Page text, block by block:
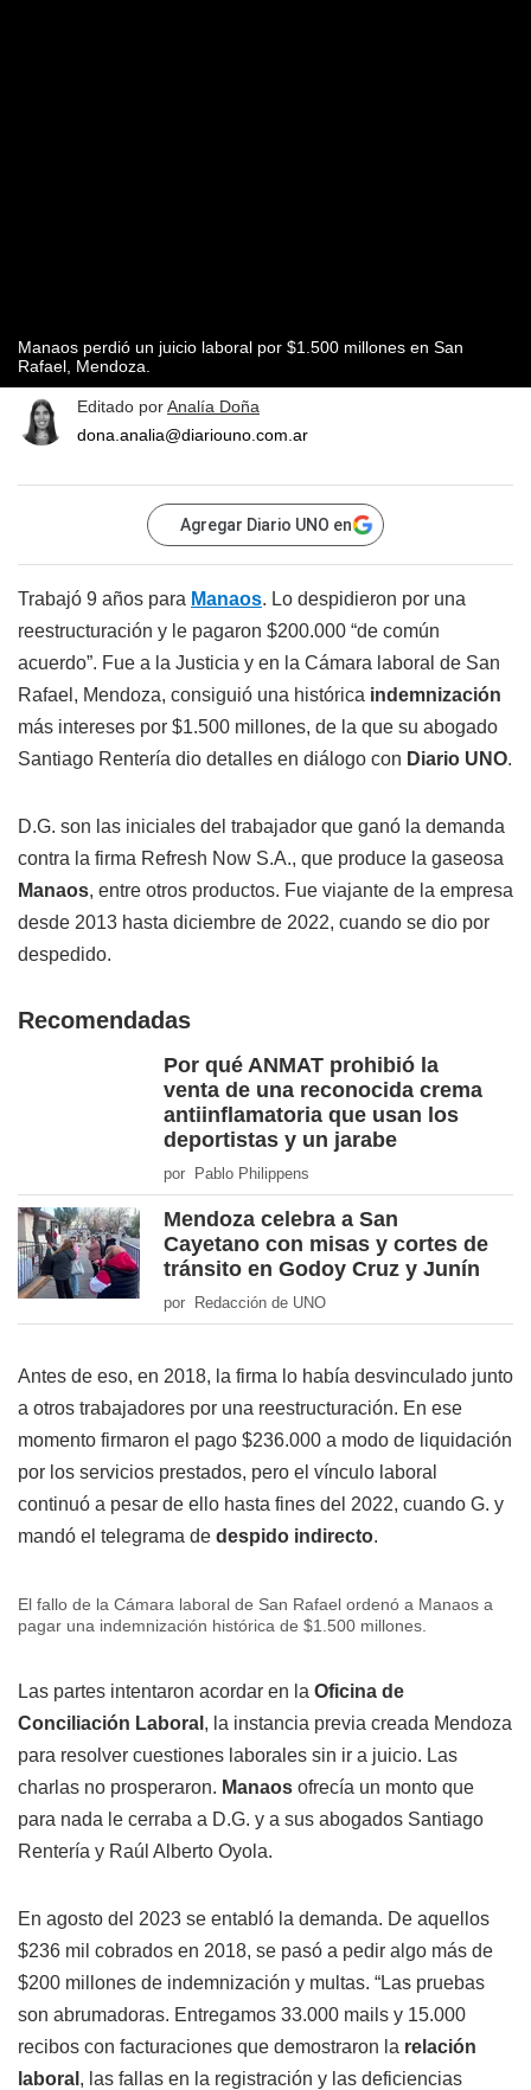
Manaos perdió un juicio laboral por $1.500 millones en San
Rafael, Mendoza.
Editado porAnalía Doña
dona.analia@diariouno.com.ar
Agregar Diario UNO en
Trabajó 9 años para Manaos. Lo despidieron por una
reestructuración y le pagaron $200.000 “de común
acuerdo”. Fue a la Justicia y en la Cámara laboral de San
Rafael, Mendoza, consiguió una histórica indemnización
más intereses por $1.500 millones, de la que su abogado
Santiago Rentería dio detalles en diálogo con Diario UNO.
D.G. son las iniciales del trabajador que ganó la demanda
contra la firma Refresh Now S.A., que produce la gaseosa
Manaos, entre otros productos. Fue viajante de la empresa
desde 2013 hasta diciembre de 2022, cuando se dio por
despedido.
Recomendadas
Por qué ANMAT prohibió la
venta de una reconocida crema
antiinflamatoria que usan los
deportistas y un jarabe
por Pablo Philippens
Mendoza celebra a San
Cayetano con misas y cortes de
tránsito en Godoy Cruz y Junín
por Redacción de UNO
Antes de eso, en 2018, la firma lo había desvinculado junto
a otros trabajadores por una reestructuración. En ese
momento firmaron el pago $236.000 a modo de liquidación
por los servicios prestados, pero el vínculo laboral
continuó a pesar de ello hasta fines del 2022, cuando G. y
mandó el telegrama de despido indirecto.
El fallo de la Cámara laboral de San Rafael ordenó a Manaos a
pagar una indemnización histórica de $1.500 millones.
Las partes intentaron acordar en la Oficina de
Conciliación Laboral , la instancia previa creada Mendoza
para resolver cuestiones laborales sin ir a juicio. Las
charlas no prosperaron. Manaos ofrecía un monto que
para nada le cerraba a D.G. y a sus abogados Santiago
Rentería y Raúl Alberto Oyola.
En agosto del 2023 se entabló la demanda. De aquellos
$236 mil cobrados en 2018, se pasó a pedir algo más de
$200 millones de indemnización y multas. “Las pruebas
son abrumadoras. Entregamos 33.000 mails y 15.000
recibos con facturaciones que demostraron la relación
laboral , las fallas en la registración y las deficiencias